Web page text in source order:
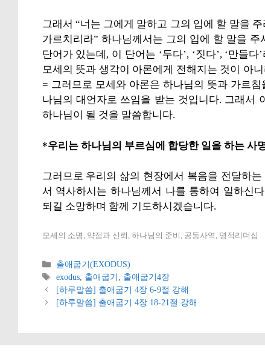
그래서 “너는 그에게 말하고 그의 입에 할 말을
가르치리라” 하나님께서는 그의 입에 할 말을
단어가 있는데, 이 단어는 ‘두다’, ‘짓다’, ‘만들
모세의 뜻과 생각이 아론에게 전해지는 것이 아
= 그러므로 모세와 아론은 하나님의 뜻과 가르
나님의 대언자로 쓰임을 받는 것입니다. 그래서
하나님이 될 것을 말씀합니다.
*우리는 하나님의 부르심에 합당한 일을 하는 사
그러므로 우리의 삶의 현장에서 복음을 전달하
서 역사하시는 하나님께서 나를 통하여 일하신
되길 소망하며 함께 기도하시겠습니다.
모세의 소명, 약점과 신뢰, 하나님의 준비, 공동사역, 영적리더십
카
테
고
리
출애굽기(EXODUS)
태
그
exodus, 출애굽기, 출애굽기4장
[하루말씀] 출애굽기 4장 6-9절 강해
[하루말씀] 출애굽기 4장 18-21절 강해